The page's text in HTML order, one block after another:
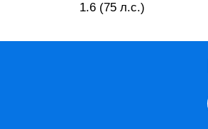
1.6 (75 л.с.)